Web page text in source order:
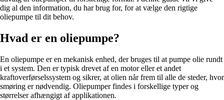
dig al den information, du har brug for, for at vælge den rigtige
oliepumpe til dit behov.
Hvad er en oliepumpe?
En oliepumpe er en mekanisk enhed, der bruges til at pumpe olie rundt
i et system. Den er typisk drevet af en motor eller et andet
kraftoverførselssystem og sikrer, at olien når frem til alle de steder, hvor
smøring er nødvendig. Oliepumper findes i forskellige typer og
størrelser afhængigt af applikationen.